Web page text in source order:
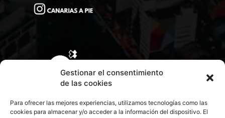
Gestionar el consentimiento
de las cookies
Para ofrecer las mejores experiencias, utilizamos tecnologías como las
cookies para almacenar y/o acceder a la información del dispositivo. El